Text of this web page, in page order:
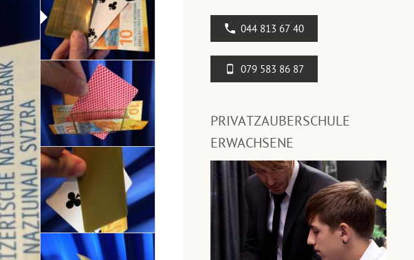
044 813 67 40
079 583 86 87
PRIVATZAUBERSCHULE
ERWACHSENE